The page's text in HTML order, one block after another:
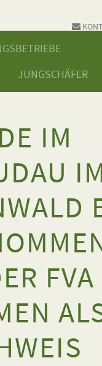
JUNGSCHÄFER
IM
FVA